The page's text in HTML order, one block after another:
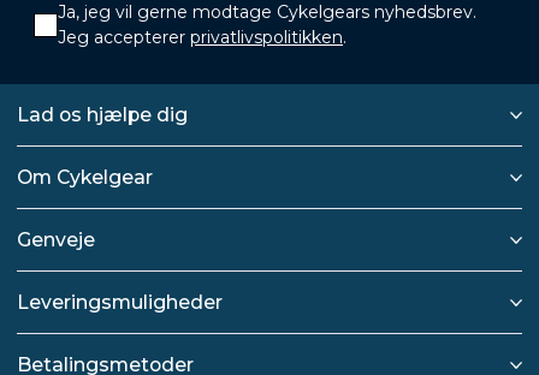
Ja, jeg vil gerne modtage Cykelgears nyhedsbrev.
Jeg accepterer privatlivspolitikken.
Lad os hjælpe dig
Om Cykelgear
Genveje
Leveringsmuligheder
Betalingsmetoder